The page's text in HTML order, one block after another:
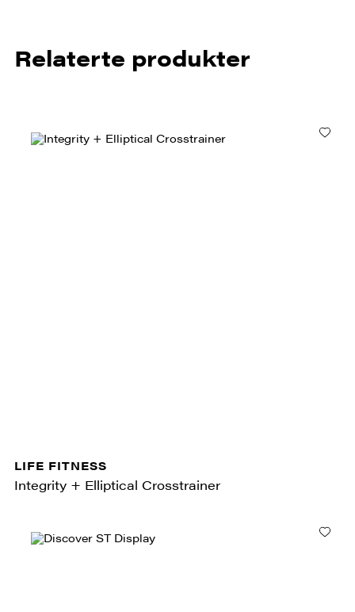
Relaterte produkter
LIFE FITNESS
Integrity + Elliptical Crosstrainer